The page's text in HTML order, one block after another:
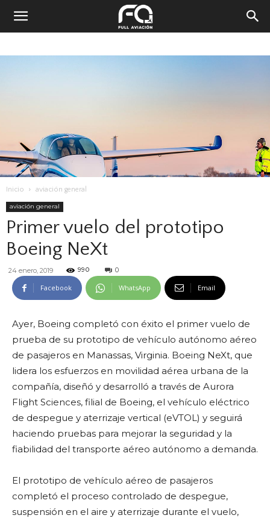
Inicio aviación general
aviación general
Primer vuelo del prototipo
Boeing NeXt
24 enero, 2019 990 0
Facebook WhatsApp Email
Ayer, Boeing completó con éxito el primer vuelo de
prueba de su prototipo de vehículo autónomo aéreo
de pasajeros en Manassas, Virginia. Boeing NeXt, que
lidera los esfuerzos en movilidad aérea urbana de la
compañía, diseñó y desarrolló a través de Aurora
Flight Sciences, filial de Boeing, el vehículo eléctrico
de despegue y aterrizaje vertical (eVTOL) y seguirá
haciendo pruebas para mejorar la seguridad y la
fiabilidad del transporte aéreo autónomo a demanda.
El prototipo de vehículo aéreo de pasajeros
completó el proceso controlado de despegue,
suspensión en el aire y aterrizaje durante el vuelo,